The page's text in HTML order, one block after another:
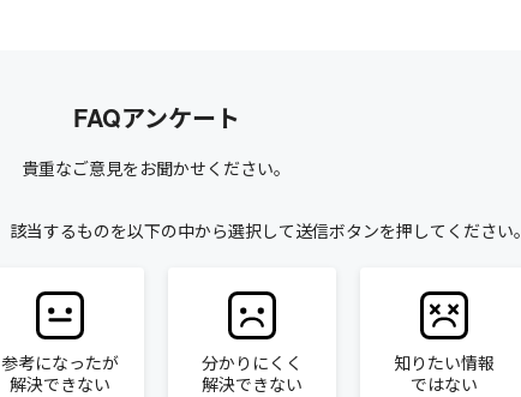
FAQアンケート
貴重なご意見をお聞かせください。
該当するものを以下の中から選択して送信ボタンを押してください。
参考になったが
解決できない
分かりにくく
解決できない
知りたい情報
ではない